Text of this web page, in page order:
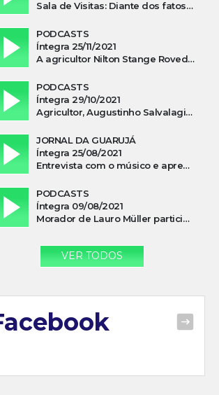
Sala de Visitas: Diante dos fatos que influenciam a economia o que podemos esperar de 2022
PODCASTS
Íntegra 25/11/2021
A agricultor Nilton Stange Roveda, afirma ter recebido ajuda espiritual durante acidente
PODCASTS
Íntegra 29/10/2021
Agricultor, Augustinho Salvalagio, relata sobre aparição do Cavaleiro Negro no Rio das Furnas
JORNAL DA GUARUJÁ
Íntegra 25/08/2021
Entrevista com o músico e apresentador, Lismael Ferrareis, no Cidade e Campo
PODCASTS
Íntegra 09/08/2021
Morador de Lauro Müller participa de motociata em apoio a Bolsonaro
VER TODOS